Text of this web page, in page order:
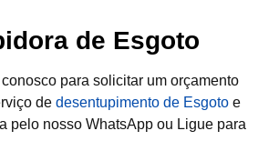
de Esgoto
para solicitar um orçamento
de desentupimento de Esgoto e
pelo nosso WhatsApp ou Ligue para